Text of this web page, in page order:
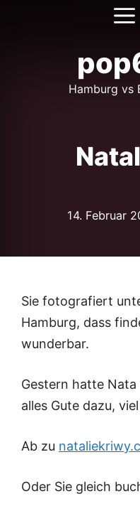
Hamburg vs
14. Februar
Sie fotografiert
Hamburg, dass
wunderbar.
Gestern hatte
alles Gute dazu,
Ab zu
Oder Sie gleich